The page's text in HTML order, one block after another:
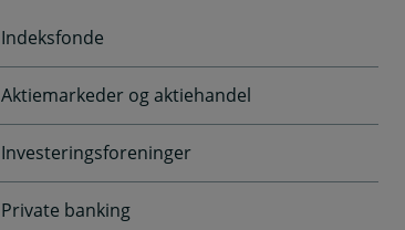
Indeksfonde
Aktiemarkeder og aktiehandel
Investeringsforeninger
Private banking